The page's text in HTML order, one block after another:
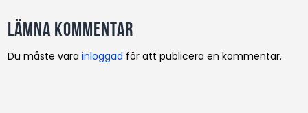
Lämna kommentar
Du måste varainloggad för att publicera en kommentar.